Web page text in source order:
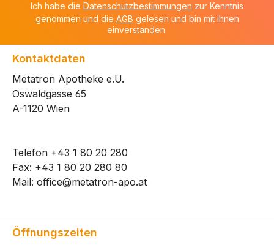
Ich habe die Datenschutzbestimmungen zur Kenntnis
genommen und die AGB gelesen und bin mit ihnen
einverstanden.
Kontaktdaten
Metatron Apotheke e.U.
Oswaldgasse 65
A-1120 Wien
Telefon +43 1 80 20 280
Fax: +43 1 80 20 280 80
Mail: office@metatron-apo.at
Öffnungszeiten